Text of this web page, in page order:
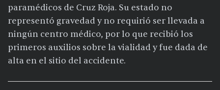
paramédicos de Cruz Roja. Su estado no
representó gravedad y no requirió ser llevada a
ningún centro médico, por lo que recibió los
primeros auxilios sobre la vialidad y fue dada de
alta en el sitio del accidente.